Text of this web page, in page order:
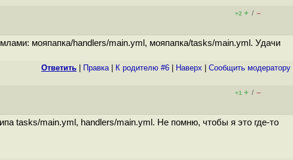
+2 + / –
мояпапка/handlers/main.yml, мояпапка/tasks/main.yml. Удачи
Ответить Правка| К родителю #6 Наверх Cообщить модератору
+1 + / –
tasks/main.yml, handlers/main.yml. Не помню, чтобы я это где-то